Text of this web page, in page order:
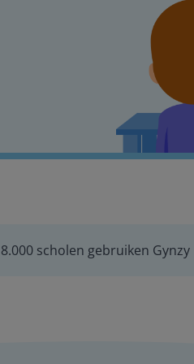
8.000 scholen gebruiken Gynzy